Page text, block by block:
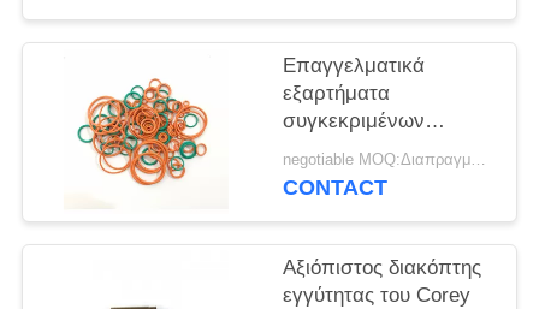
Επαγγελματικά
εξαρτήματα
συγκεκριμένων
αντλιών εξαρτήσεων
επισκευής βαλβίδων
negotiable MOQ:Διαπραγματεύσιμο
CONTACT
Αξιόπιστος διακόπτης
εγγύτητας του Corey